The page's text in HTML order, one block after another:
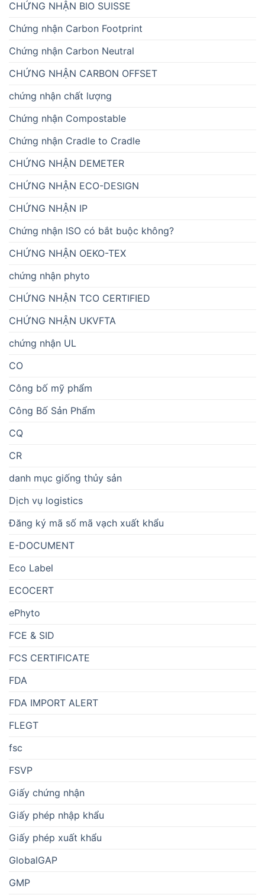
CHỨNG NHẬN BIO SUISSE
Chứng nhận Carbon Footprint
Chứng nhận Carbon Neutral
CHỨNG NHẬN CARBON OFFSET
chứng nhận chất lượng
Chứng nhận Compostable
Chứng nhận Cradle to Cradle
CHỨNG NHẬN DEMETER
CHỨNG NHẬN ECO-DESIGN
CHỨNG NHẬN IP
Chứng nhận ISO có bắt buộc không?
CHỨNG NHẬN OEKO-TEX
chứng nhận phyto
CHỨNG NHẬN TCO CERTIFIED
CHỨNG NHẬN UKVFTA
chứng nhận UL
CO
Công bố mỹ phẩm
Công Bố Sản Phẩm
CQ
CR
danh mục giống thủy sản
Dịch vụ logistics
Đăng ký mã số mã vạch xuất khẩu
E-DOCUMENT
Eco Label
ECOCERT
ePhyto
FCE & SID
FCS CERTIFICATE
FDA
FDA IMPORT ALERT
FLEGT
fsc
FSVP
Giấy chứng nhận
Giấy phép nhập khẩu
Giấy phép xuất khẩu
GlobalGAP
GMP